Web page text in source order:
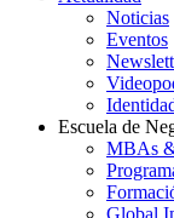
Noticias
Eventos
Escuela de
MBAs
Global